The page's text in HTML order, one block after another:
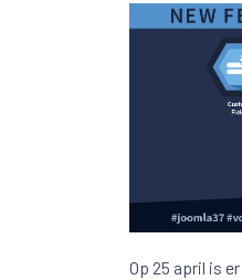
Op 25 april is